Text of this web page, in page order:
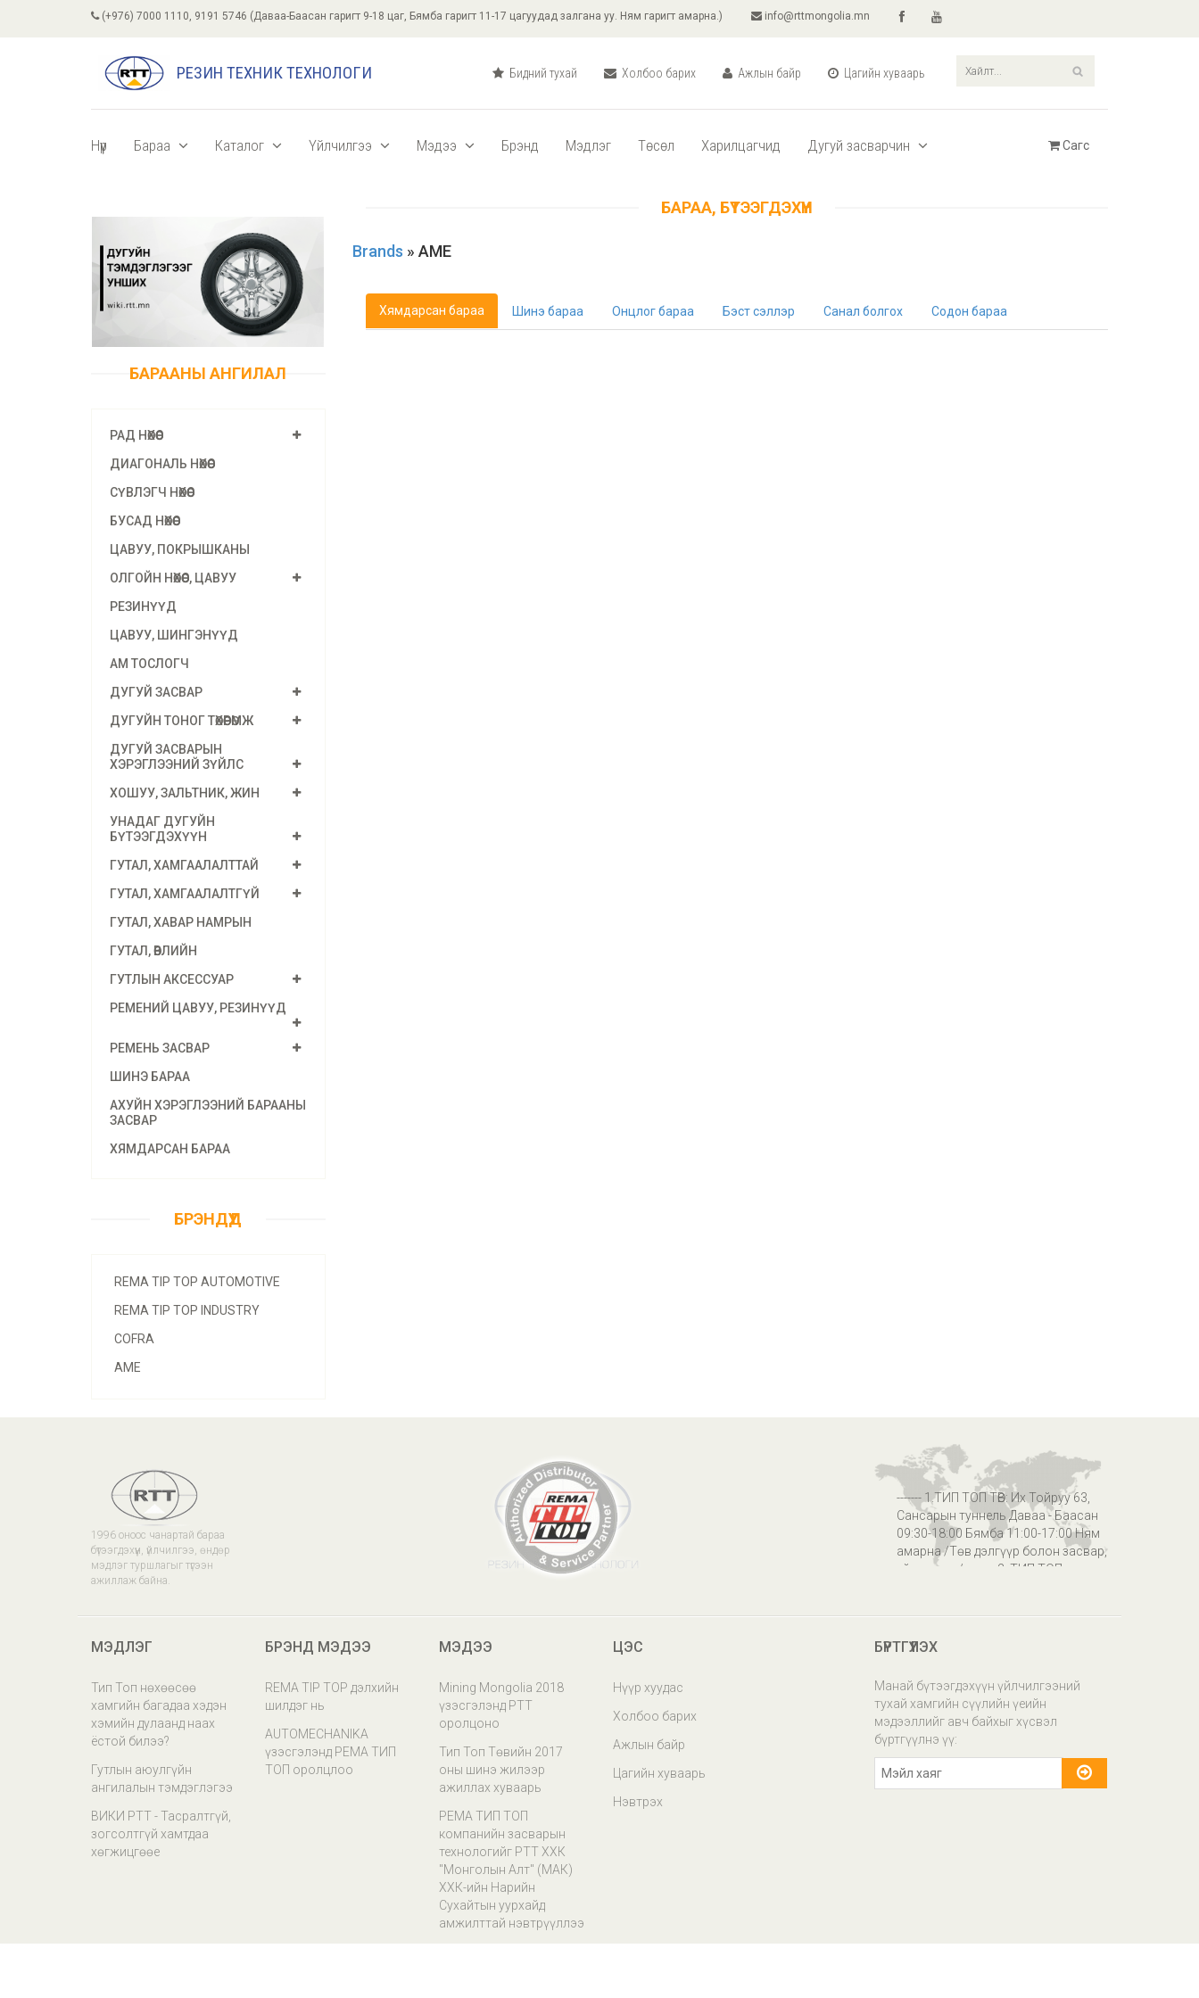
(+976) 7000 1110, 9191 5746 (Даваа-Баасан гаригт 9-18 цаг, Бямба гаригт 11-17 цагуудад залгана уу. Ням гаригт амарна.) info@rttmongolia.mn
РЕЗИН ТЕХНИК ТЕХНОЛОГИ Бидний тухай Холбоо барих Ажлын байр Цагийн хуваарь
Нүүр Бараа Каталог Үйлчилгээ Мэдээ Брэнд Мэдлэг Төсөл Харилцагчид Дугуй засварчин Сагс
БАРААНЫ АНГИЛАЛ
РАД НӨХӨӨС
ДИАГОНАЛЬ НӨХӨӨС
СҮВЛЭГЧ НӨХӨӨС
БУСАД НӨХӨӨС
ЦАВУУ, ПОКРЫШКАНЫ
ОЛГОЙН НӨХӨӨС, ЦАВУУ
РЕЗИНҮҮД
ЦАВУУ, ШИНГЭНҮҮД
АМ ТОСЛОГЧ
ДУГУЙ ЗАСВАР
ДУГУЙН ТОНОГ ТӨХӨӨРӨМЖ
ДУГУЙ ЗАСВАРЫН
ХЭРЭГЛЭЭНИЙ ЗҮЙЛС
ХОШУУ, ЗАЛЬТНИК, ЖИН
УНАДАГ ДУГУЙН
БҮТЭЭГДЭХҮҮН
ГУТАЛ, ХАМГААЛАЛТТАЙ
ГУТАЛ, ХАМГААЛАЛТГҮЙ
ГУТАЛ, ХАВАР НАМРЫН
ГУТАЛ, ӨВЛИЙН
ГУТЛЫН АКСЕССУАР
РЕМЕНИЙ ЦАВУУ, РЕЗИНҮҮД
РЕМЕНЬ ЗАСВАР
ШИНЭ БАРАА
АХУЙН ХЭРЭГЛЭЭНИЙ БАРААНЫ
ЗАСВАР
ХЯМДАРСАН БАРАА
БРЭНДҮҮД
REMA TIP TOP AUTOMOTIVE
REMA TIP TOP INDUSTRY
COFRA
AME
БАРАА, БҮТЭЭГДЭХҮҮН
Brands » AME
Хямдарсан бараа Шинэ бараа Онцлог бараа Бэст сэллэр Санал болгох Содон бараа
1996 оноос чанартай бараа
бүтээгдэхүүн, үйлчилгээ, өндөр
мэдлэг туршлагыг түгээн
ажиллаж байна.
------- 1.ТИП ТОП ТӨВ: Их Тойруу 63,
Сансарын туннель Даваа - Баасан
09:30-18:00 Бямба 11:00-17:00 Ням
амарна /Төв дэлгүүр болон засвар,
үйлчилгээ/ -------- 2. ТИП ТОП
16:00 /Засвар, үйлчилгээ, худалдаа,
Сонсголонгийн зам, Мах Маркетын
уулзвар Юнайтед Ойл худалдааны
төв, 1-р павьлон Даваа - Баасан
09:00-18:00 Бямба 10:00-17:00 Ням
амарна /Худалдаа болон дугуй
МЭДЛЭГ
Тип Топ нөхөөсөө
хамгийн багадаа хэдэн
хэмийн дулаанд наах
ёстой билээ?
Гутлын аюулгүйн
ангилалын тэмдэглэгээ
ВИКИ РТТ - Тасралтгүй,
зогсолтгүй хамтдаа
хөгжицгөөе
БРЭНД МЭДЭЭ
REMA TIP TOP дэлхийн
шилдэг нь
AUTOMECHANIKA
үзэсгэлэнд РЕМА ТИП
ТОП оролцлоо
МЭДЭЭ
Mining Mongolia 2018
үзэсгэлэнд РТТ
оролцоно
Тип Топ Төвийн 2017
оны шинэ жилээр
ажиллах хуваарь
РЕМА ТИП ТОП
компанийн засварын
технологийг РТТ ХХК
"Монголын Алт" (МАК)
ХХК-ийн Нарийн
Сухайтын уурхайд
амжилттай нэвтрүүллээ
ЦЭС
Нүүр хуудас
Холбоо барих
Ажлын байр
Цагийн хуваарь
Нэвтрэх
БҮРТГҮҮЛЭХ
Манай бүтээгдэхүүн үйлчилгээний
тухай хамгийн сүүлийн үеийн
мэдээллийг авч байхыг хүсвэл
бүртгүүлнэ үү: